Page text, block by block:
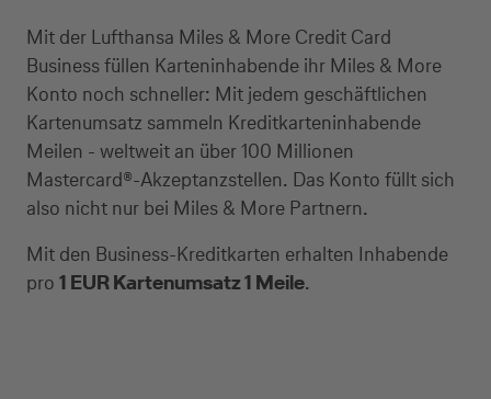
Mit der Lufthansa Miles & More Credit Card
Business füllen Karteninhabende ihr Miles & More
Konto noch schneller: Mit jedem geschäftlichen
Kartenumsatz sammeln Kreditkarteninhabende
Meilen - weltweit an über 100 Millionen
Mastercard®-Akzeptanzstellen. Das Konto füllt sich
also nicht nur bei Miles & More Partnern.
Mit den Business-Kreditkarten erhalten Inhabende
pro 1 EUR Kartenumsatz 1 Meile.